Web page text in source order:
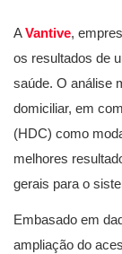
AVantive,
os resultados de
saúde. O análise
domiciliar, em
(HDC) como
melhores
gerais para o
Embasado em
ampliação do